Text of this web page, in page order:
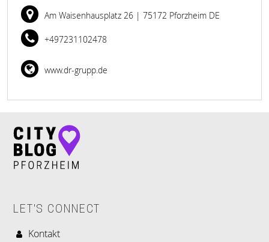
Am Waisenhausplatz 26 | 75172 Pforzheim DE
+497231102478
www.dr-grupp.de
LET'S CONNECT
Kontakt